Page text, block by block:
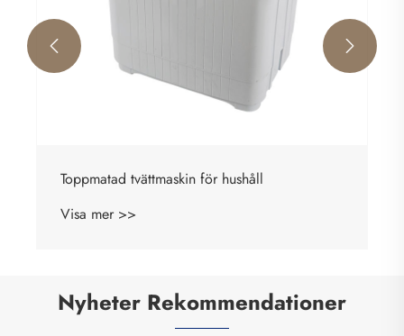
 
Nyheter Rekommendationer